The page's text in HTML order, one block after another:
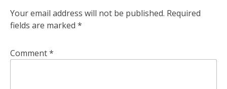
Your email address will not be published. Required
fields are marked *
Comment*